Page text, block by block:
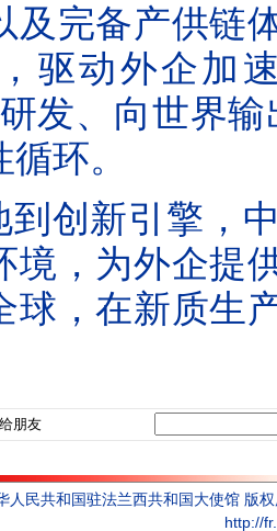
及完备产供链
驱动外企加
发、向世界
环。
到创新引擎，
境，为外企提
球，在新质生
朋友
人民共和国驻法兰西共和国大使馆 版
http://